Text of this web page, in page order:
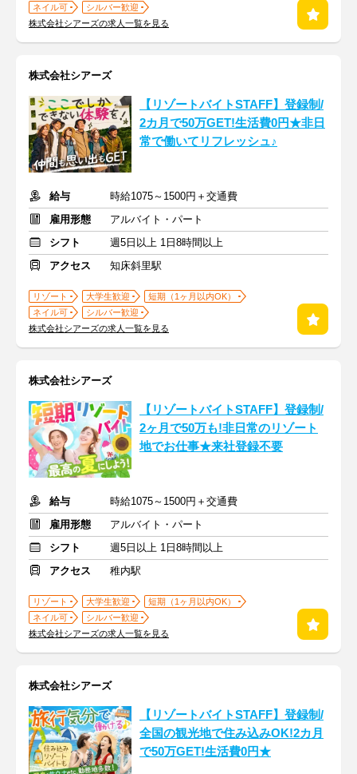
ネイル可
シルバー歓迎
株式会社シアーズの求人一覧を見る
株式会社シアーズ
【リゾートバイトSTAFF】登録制/
2カ月で50万GET!生活費0円★非日
常で働いてリフレッシュ♪
給与
時給1075～1500円＋交通費
雇用形態
アルバイト・パート
シフト
週5日以上 1日8時間以上
アクセス
知床斜里駅
リゾート 大学生歓迎
短期（1ヶ月以内OK）
ネイル可
シルバー歓迎
株式会社シアーズの求人一覧を見る
株式会社シアーズ
【リゾートバイトSTAFF】登録制/
2ヶ月で50万も!非日常のリゾート
地でお仕事★来社登録不要
給与
時給1075～1500円＋交通費
雇用形態
アルバイト・パート
シフト
週5日以上 1日8時間以上
アクセス
稚内駅
リゾート 大学生歓迎
短期（1ヶ月以内OK）
ネイル可
シルバー歓迎
株式会社シアーズの求人一覧を見る
株式会社シアーズ
【リゾートバイトSTAFF】登録制/
全国の観光地で住み込みOK!2カ月
で50万GET!生活費0円★